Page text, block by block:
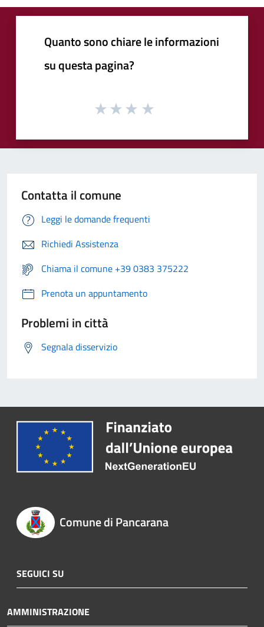
Quanto sono chiare le informazioni
su questa pagina?
Contatta il comune
Leggi le domande frequenti
Richiedi Assistenza
Chiama il comune +39 0383 375222
Prenota un appuntamento
Problemi in città
Segnala disservizio
Comune di Pancarana
SEGUICI SU
AMMINISTRAZIONE